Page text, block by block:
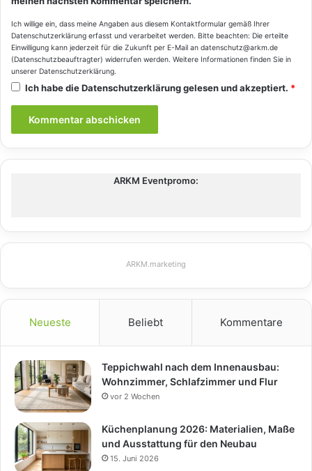
Ich willige ein, dass meine Angaben aus diesem Kontaktformular gemäß Ihrer
Datenschutzerklärung erfasst und verarbeitet werden. Bitte beachten: Die erteilte
Einwilligung kann jederzeit für die Zukunft per E-Mail an datenschutz@arkm.de
(Datenschutzbeauftragter) widerrufen werden. Weitere Informationen finden Sie in
unserer Datenschutzerklärung.
Ich habe dieDatenschutzerklärunggelesen und akzeptiert. *
ARKM Eventpromo:
ARKM.marketing
Neueste Beliebt Kommentare
Teppichwahl nach dem Innenausbau:
Wohnzimmer, Schlafzimmer und Flur
vor 2 Wochen
Küchenplanung 2026: Materialien, Maße
und Ausstattung für den Neubau
15. Juni 2026